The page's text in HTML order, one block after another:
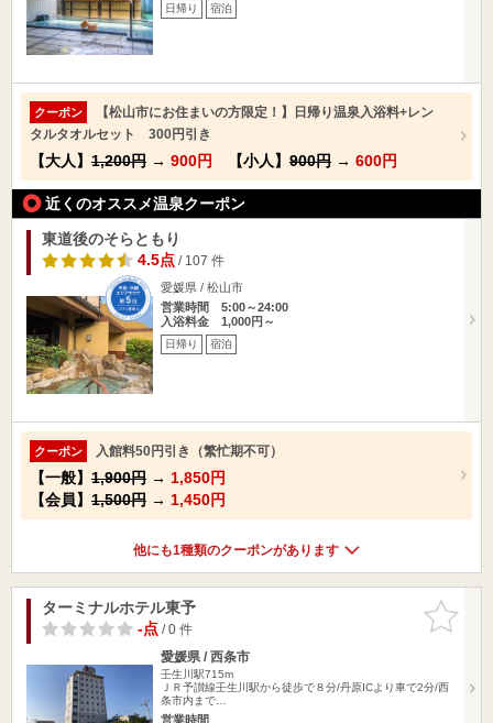
日帰り 宿泊
クーポン
【松山市にお住まいの方限定！】日帰り温泉入浴料+レン
タルタオルセット 300円引き
【大人】 1,200円 → 900円 【小人】 900円 → 600円
近くのオススメ温泉クーポン
東道後のそらともり
4.5点/ 107 件
愛媛県 / 松山市
営業時間 5:00～24:00
入浴料金 1,000円～
日帰り 宿泊
クーポン 入館料50円引き（繁忙期不可）
【一般】 1,900円 → 1,850円
【会員】 1,500円 → 1,450円
他にも1種類のクーポンがあります
お気に入
りに追加
ターミナルホテル東予
-点/ 0 件
愛媛県 / 西条市
壬生川駅715m
ＪＲ予讃線壬生川駅から徒歩で８分/丹原ICより車で2分/西
条市内まで…
営業時間